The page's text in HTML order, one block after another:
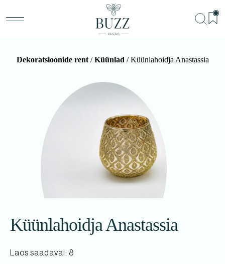
Dekoratsioonide rent/Küünlad / Küünlahoidja Anastassia
Küünlahoidja Anastassia
Laos saadaval: 8